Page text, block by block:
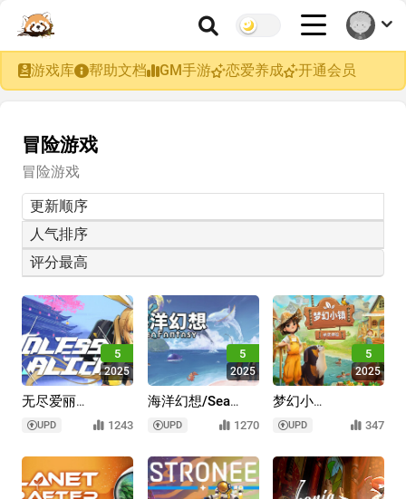
游戏库 帮助文档 GM手游 恋爱养成 开通会员
冒险游戏
冒险游戏
更新顺序
人气排序
评分最高
5
2025
无尽爱丽
丝/Endless Alice
UPD 1243
5
2025
海洋幻想/Sea
Fantasy
UPD 1270
5
2025
梦幻小
镇/Everdream
Village
UPD 347